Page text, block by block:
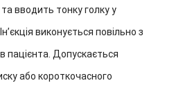
вводить тонку голку у
виконується повільно з
пацієнта. Допускається
або короткочасного